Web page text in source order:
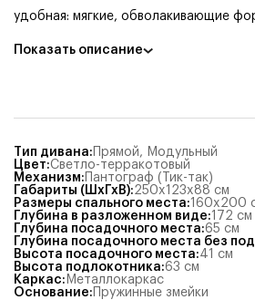
удобная: мягкие, обволакивающие
Показать описание
Тип дивана: Прямой, Модульный
Цвет:Светло-терракотовый
Механизм: Пантограф (Тик-так)
Габариты (ШхГхВ):250x123x88 см
Размеры спального места:160x200
Глубина в разложенном виде:172 см
Глубина посадочного места:65 см
Глубина посадочного места без
Высота посадочного места:41
см
Высота подлокотника:63 см
Каркас: Металлокаркас
Основание: Пружинные змейки